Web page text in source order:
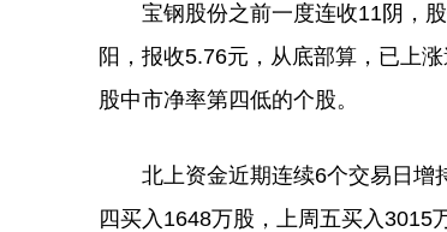
宝钢股份之前一度连收11阴，股
阳，报收5.76元，从底部算，已上
股中市净率第四低的个股。
北上资金近期连续6个交易日增持
四买入1648万股，上周五买入3015